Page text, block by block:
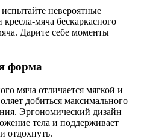
невероятные
мяча бескаркасного
Дарите себе моменты
форма
мяча отличается мягкой и
добиться максимального
Эргономический дизайн
тела и поддерживает
отдохнуть.